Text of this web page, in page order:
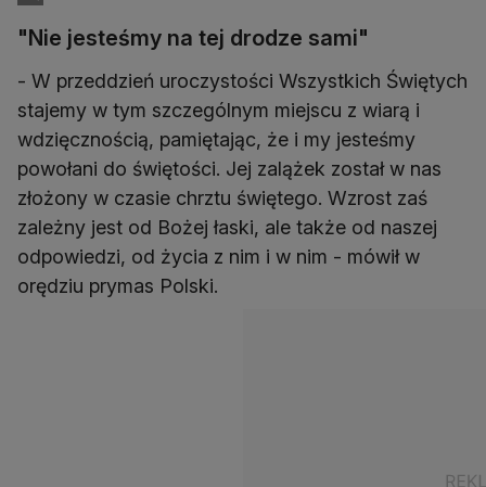
"Nie jesteśmy na tej drodze sami"
- W przeddzień uroczystości Wszystkich Świętych
stajemy w tym szczególnym miejscu z wiarą i
wdzięcznością, pamiętając, że i my jesteśmy
powołani do świętości. Jej zalążek został w nas
złożony w czasie chrztu świętego. Wzrost zaś
zależny jest od Bożej łaski, ale także od naszej
odpowiedzi, od życia z nim i w nim - mówił w
orędziu prymas Polski.